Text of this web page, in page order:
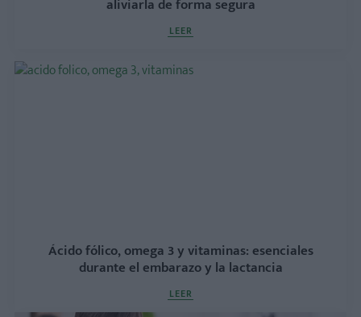
aliviarla de forma segura
LEER
Ácido fólico, omega 3 y vitaminas: esenciales
durante el embarazo y la lactancia
LEER